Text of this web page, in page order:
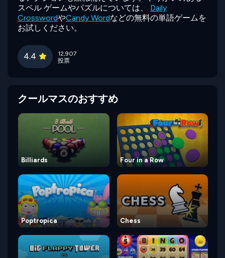
スペル ゲームやパズルについては、 Daily
CrosswordやCandy Wordなどの無料の単語ゲームを
お試しください。
4.4
12,907
投票
クールマスのおすすめ
Billiards Four in a Row
Poptropica Chess